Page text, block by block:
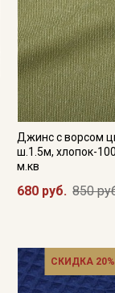
Джинс с ворсом
ш.1.5м, хлопок-
м.кв
680 руб. 850
СКИДКА